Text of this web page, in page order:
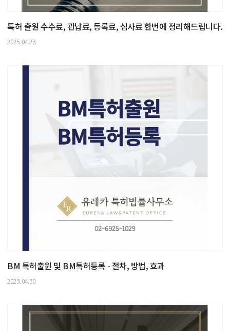
특허 출원 수수료, 관납료, 등록료, 심사료 한번에 정리해드립니다.
2025.04.23
BM 특허출원 및 BM특허등록 - 절차, 방법, 효과
2023.04.30